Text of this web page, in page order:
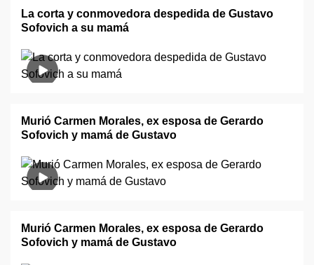
La corta y conmovedora despedida de Gustavo
Sofovich a su mamá
Murió Carmen Morales, ex esposa de Gerardo
Sofovich y mamá de Gustavo
Murió Carmen Morales, ex esposa de Gerardo
Sofovich y mamá de Gustavo